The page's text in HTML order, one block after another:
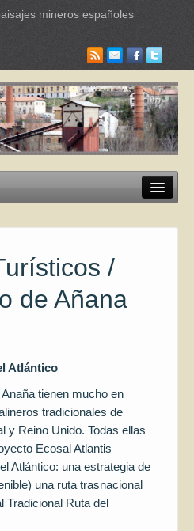
mineros españoles
/
de Añana
Atlántico
tienen mucho en
tradicionales de
y Reino Unido. Todas ellas
Ecosal Atlantis
Atlántico: una estrategia de
una ruta trasnacional
Tradicional Ruta del